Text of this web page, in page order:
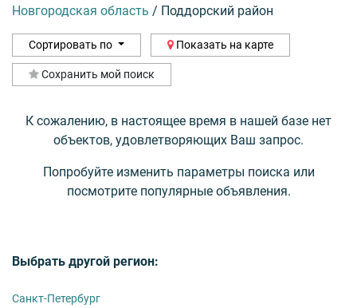
Новгородская область / Поддорский район
Сортировать по Показать на карте
Сохранить мой поиск
К сожалению, в настоящее время в нашей базе нет
объектов, удовлетворяющих Ваш запрос.
Попробуйте изменить параметры поиска или
посмотрите популярные объявления.
Выбрать другой регион:
Санкт-Петербург